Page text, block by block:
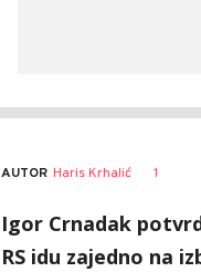
AUTOR Haris Krhalić 1
Igor Crnadak
RS idu zajedno na